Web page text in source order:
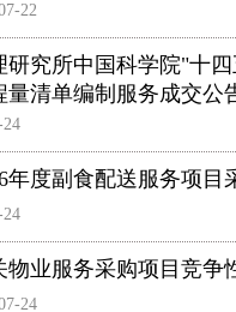
22
研究所中国科学院"十
清单编制服务成交公
24
年度副食配送服务项
24
业服务采购项目竞争
24